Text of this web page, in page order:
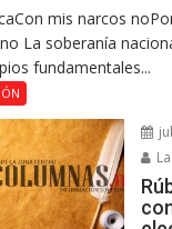
mis narcos
La soberanía
fundamentales...